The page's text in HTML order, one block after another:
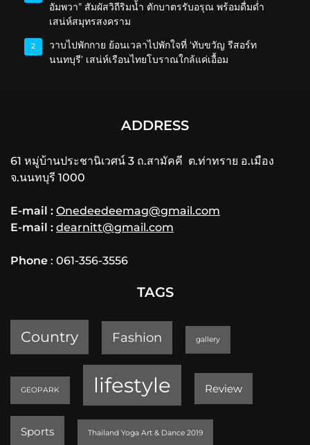
อัมพวา” สัมผัสวิถีริมน้ำ ตักบาตรรับอรุณ พร้อมดื่มด่ำ
เสน่ห์สมุทรสงคราม
2
วาบไปพักกาย ย้อนเวลาไปพักใจที่ ‘ทับขวัญ รีสอร์ท
นนทบุรี’ เสน่ห์เรือนไทยโบราณใกล้แค่เอื้อม
ADDRESS
61 หมู่บ้านประชานิเวศน์ 3 ถ.สามัคคี ต.ท่าทราย อ.เมือง
จ.นนทบุรี 1000
E-mail : Onedeedeemag@gmail.com
E-mail : dearnitt@gmail.com
Phone : 061-356-3556
TAGS
Country Fashion gallery
GEOPARK lifestyle Review
Sports Thailand Yoga Art & Dance 2019